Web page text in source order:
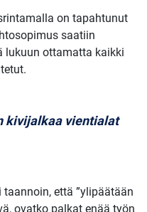
on tapahtunut
saatiin
lukuun ottamatta kaikki
kivijalkaa vientialat
taannoin, että ”ylipäätään
ovatko palkat enää työn